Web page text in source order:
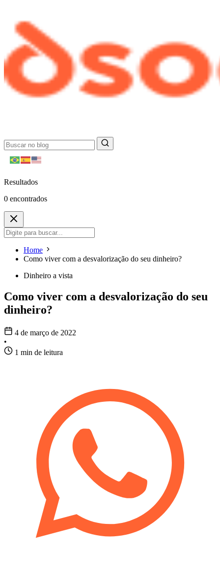
Resultados
0 encontrados
Home
Como viver com a desvalorização do seu dinheiro?
Dinheiro a vista
Como viver com a desvalorização do seu
dinheiro?
4 de março de 2022
•
1 min de leitura